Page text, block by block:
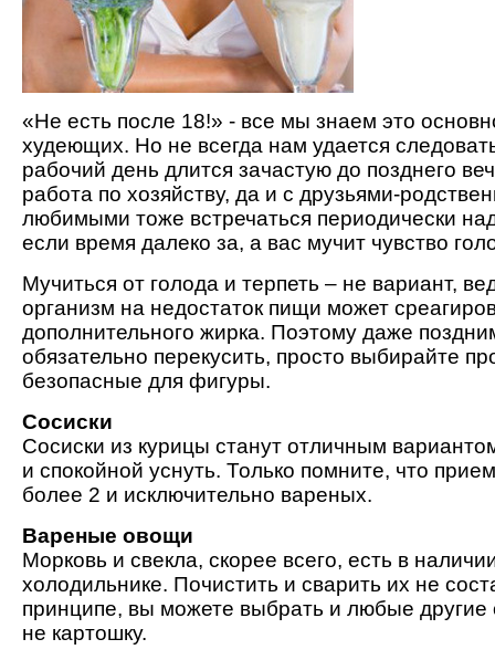
«Не есть после 18!» - все мы знаем это
худеющих. Но не всегда нам удается
рабочий день длится зачастую до позднего
работа по хозяйству, да и с друзьями-
любимыми тоже встречаться периодически
если время далеко за, а вас мучит чувство
Мучиться от голода и терпеть – не вариант,
организм на недостаток пищи может
дополнительного жирка. Поэтому даже
обязательно перекусить, просто выбирайте
безопасные для фигуры.
Сосиски
Сосиски из курицы станут отличным
и спокойной уснуть. Только помните, что
более 2 и исключительно вареных.
Вареные овощи
Морковь и свекла, скорее всего, есть в
холодильнике. Почистить и сварить их не
принципе, вы можете выбрать и любые другие
не картошку.